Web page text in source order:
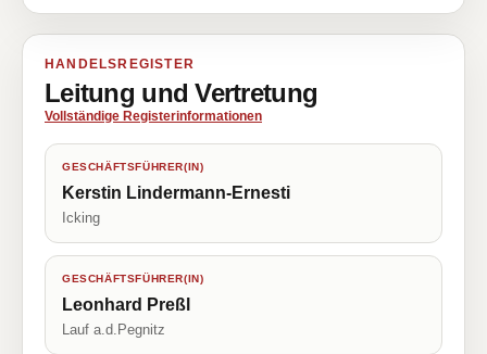
HANDELSREGISTER
Leitung und Vertretung
Vollständige Registerinformationen
GESCHÄFTSFÜHRER(IN)
Kerstin Lindermann-Ernesti
Icking
GESCHÄFTSFÜHRER(IN)
Leonhard Preßl
Lauf a.d.Pegnitz